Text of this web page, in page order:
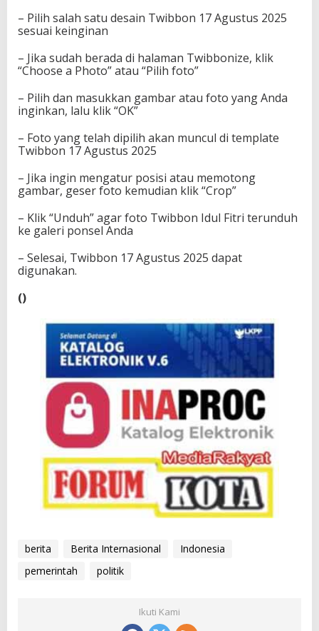
– Pilih salah satu desain Twibbon 17 Agustus 2025
sesuai keinginan
– Jika sudah berada di halaman Twibbonize, klik
“Choose a Photo” atau “Pilih foto”
– Pilih dan masukkan gambar atau foto yang Anda
inginkan, lalu klik “OK”
– Foto yang telah dipilih akan muncul di template
Twibbon 17 Agustus 2025
– Jika ingin mengatur posisi atau memotong
gambar, geser foto kemudian klik “Crop”
– Klik “Unduh” agar foto Twibbon Idul Fitri terunduh
ke galeri ponsel Anda
– Selesai, Twibbon 17 Agustus 2025 dapat
digunakan.
()
berita Berita Internasional
Indonesia
pemerintah
politik
Ikuti Kami